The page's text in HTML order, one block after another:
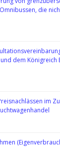
die
dem Königreich
im